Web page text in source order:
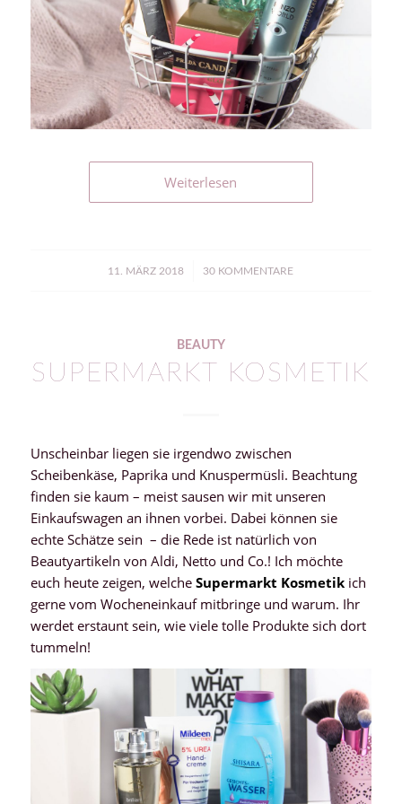
Weiterlesen
11. MÄRZ 2018
/ 30 KOMMENTARE
BEAUTY
SUPERMARKT KOSMETIK
Unscheinbar liegen sie irgendwo zwischen
Scheibenkäse, Paprika und Knuspermüsli. Beachtung
finden sie kaum – meist sausen wir mit unseren
Einkaufswagen an ihnen vorbei. Dabei können sie
echte Schätze sein – die Rede ist natürlich von
Beautyartikeln von Aldi, Netto und Co.! Ich möchte
euch heute zeigen, welche Supermarkt Kosmetikich
gerne vom Wocheneinkauf mitbringe und warum. Ihr
werdet erstaunt sein, wie viele tolle Produkte sich dort
tummeln!